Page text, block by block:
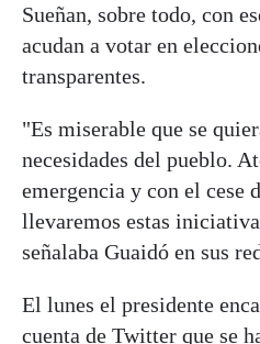
Sueñan, sobre todo, con
acudan a votar en
transparentes.
"Es miserable que se
necesidades del pueblo.
emergencia y con el cese
llevaremos estas
señalaba Guaidó en sus
El lunes el presidente
cuenta de Twitter que se